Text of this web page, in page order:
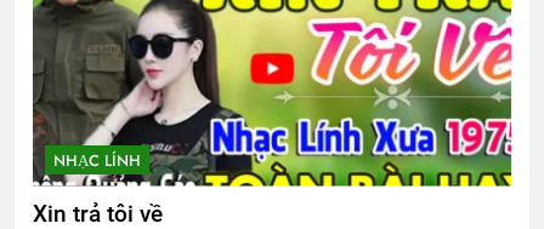
Xuân 1973
2 Years Ago
Phóng Sự Vùng IV
2 Years Ago
NHẠC LÍNH
Xin trả tôi về